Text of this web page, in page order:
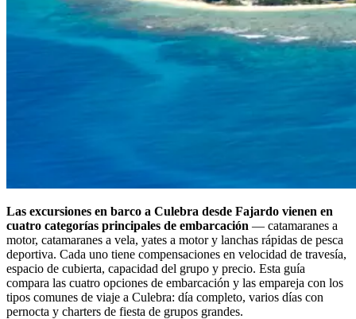
Las excursiones en barco a Culebra desde Fajardo vienen en
cuatro categorías principales de embarcación — catamaranes a
motor, catamaranes a vela, yates a motor y lanchas rápidas de pesca
deportiva. Cada uno tiene compensaciones en velocidad de travesía,
espacio de cubierta, capacidad del grupo y precio. Esta guía
compara las cuatro opciones de embarcación y las empareja con los
tipos comunes de viaje a Culebra: día completo, varios días con
pernocta y charters de fiesta de grupos grandes.